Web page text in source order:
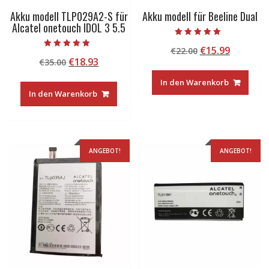
Akku modell TLP029A2-S für
Alcatel onetouch IDOL 3 5.5
5.00
von 5
€35.00 Ursprünglicher
war:
€35.00
€18.93
ist:
€18.93.
In den Warenkorb
Akku modell für Beeline Dual
5.00
von 5
€22.00 Ursprünglicher
war:
€22.00
€15.99
ist:
€15.99.
In den Warenkorb
ANGEBOT! ANGEBOT!